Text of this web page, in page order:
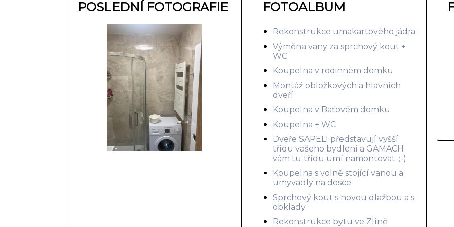
POSLEDNÍ FOTOGRAFIE FOTOALBUM
Rekonstrukce umakartového jádra
Výměna vany za sprchový kout +
WC
Koupelna v rodinném domku
Montáž obložkových a hlavních
dveří
Koupelna v Baťovém domku
Koupelna + WC
Dveře SAPELI představují vyšší
třídu vašeho bydlení a GAMACH
vám tu třídu umí namontovat. ;-)
Koupelna s volně stojící vanou a
umyvadly na desce
Sprchový kout s novou dlažbou a s
obklady
Rekonstrukce bytu ve Zlíně